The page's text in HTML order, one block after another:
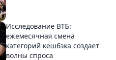
Исследование ВТБ:
ежемесячная смена
категорий кешбэка создает
волны спроса